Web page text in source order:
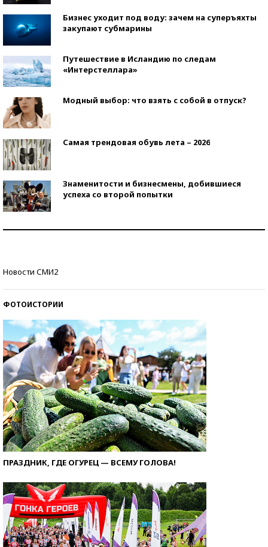
Бизнес уходит под воду: зачем на суперъяхты
закупают субмарины
Путешествие в Исландию по следам
«Интерстеллара»
Модный выбор: что взять с собой в отпуск?
Самая трендовая обувь лета – 2026
Знаменитости и бизнесмены, добившиеся
успеха со второй попытки
Новости СМИ2
ФОТОИСТОРИИ
ПРАЗДНИК, ГДЕ ОГУРЕЦ — ВСЕМУ ГОЛОВА!